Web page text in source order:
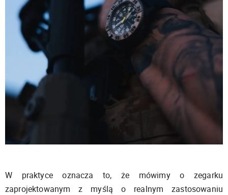
W praktyce oznacza to, że mówimy o zegarku
zaprojektowanym z myślą o realnym zastosowaniu